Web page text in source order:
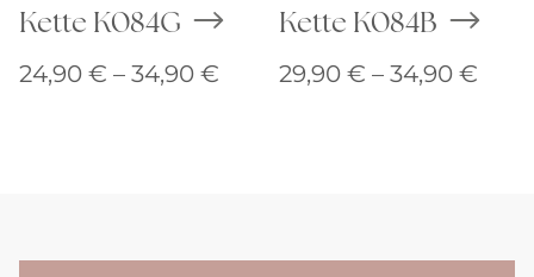
Kette K084G
24,90 € – 34,90 € Preisspanne:
Kette K084B
29,90 € – 34,90 €